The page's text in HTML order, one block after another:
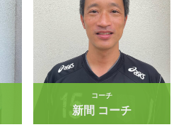
コーチ
新間 コーチ